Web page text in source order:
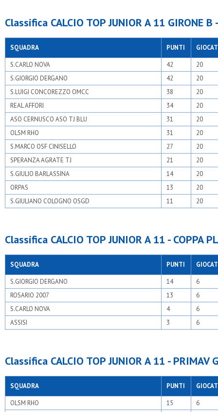
Classifica CALCIO TOP JUNIOR A 11 GIRONE B
SQUADRA PUNTI
S.CARLO NOVA 42
20
S.GIORGIO DERGANO
42
20
S.LUIGI CONCOREZZO OMCC
38
20
REAL AFFORI
34
20
ASO CERNUSCO ASO TJ BLU
31
20
OLSM RHO
31
20
S.MARCO OSF CINISELLO
27
20
SPERANZA AGRATE TJ
21
20
S.GIULIO BARLASSINA
14
20
ORPAS
13
20
S.GIULIANO COLOGNO OSGD
11 20
Classifica CALCIO TOP JUNIOR A 11 - COPPA
SQUADRA PUNTI
S.GIORGIO DERGANO 14
6
ROSARIO 2007
13
6
S.CARLO NOVA
4
6
ASSISI
3 6
Classifica CALCIO TOP JUNIOR A 11 - PRIMAV
SQUADRA PUNTI
OLSM RHO 15
6